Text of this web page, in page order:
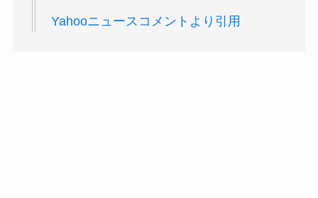
Yahooニュースコメントより引用